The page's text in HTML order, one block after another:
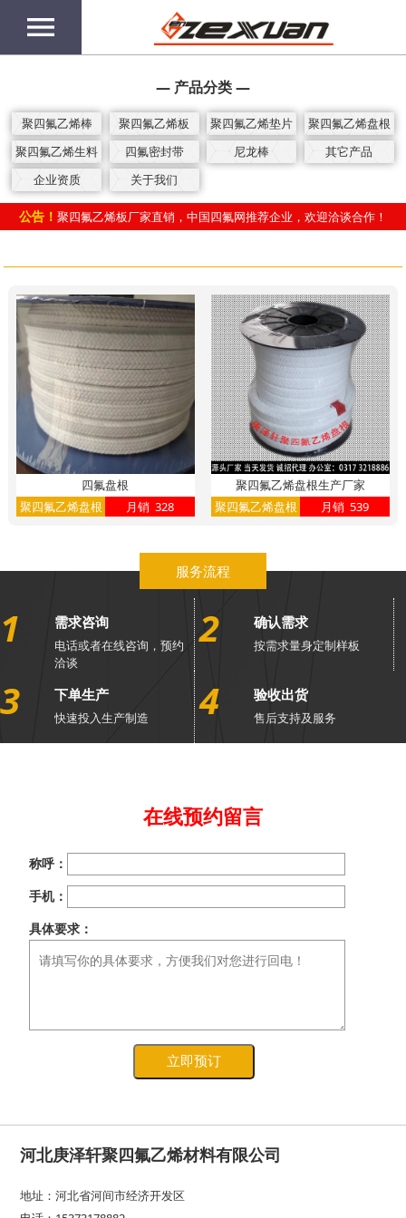
menu
— 产品分类 —
聚四氟乙烯棒 聚四氟乙烯板 聚四氟乙烯垫片
聚四氟乙烯盘根
聚四氟乙烯生料
带
四氟密封带 尼龙棒
其它产品
企业资质
关于我们
公告！ 聚四氟乙烯板厂家直销，中国四氟网推荐企业，欢迎洽谈合作！
四氟盘根
聚四氟乙烯盘根
月销 328
聚四氟乙烯盘根生产厂家
聚四氟乙烯盘根
月销 539
服务流程
1 需求咨询
电话或者在线咨询，预约
洽谈
2 确认需求
按需求量身定制样板
3 下单生产
快速投入生产制造 4 验收出货
售后支持及服务
在线预约留言
称呼：
手机：
具体要求：
立即预订
河北庚泽轩聚四氟乙烯材料有限公司
地址：河北省河间市经济开发区